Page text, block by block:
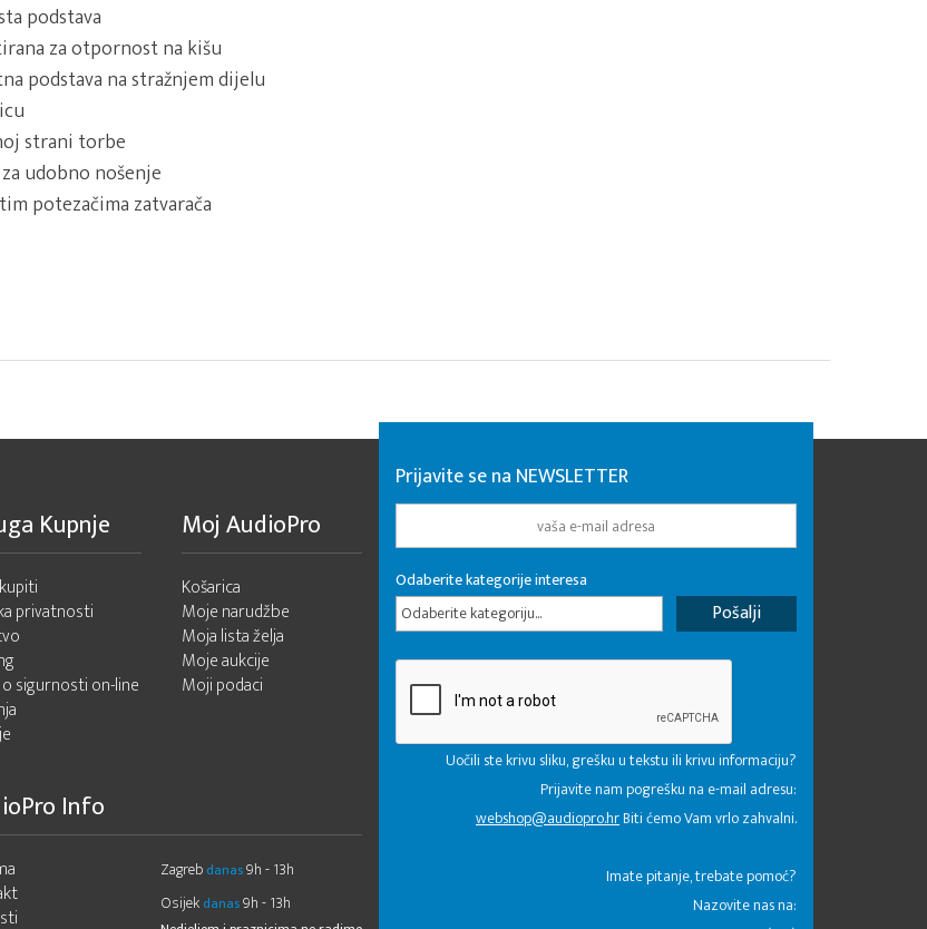
podstava
za otpornost na kišu
podstava na stražnjem dijelu
strani torbe
udobno nošenje
potezačima zatvarača
Kupnje
privatnosti
o sigurnosti on-line
Moj AudioPro
Košarica
Moje narudžbe
Moja lista želja
Moje aukcije
Moji podaci
Info
Zagreb danas9h - 13h
Osijek danas9h - 13h
Prijavite se na NEWSLETTER
Odaberite kategorije interesa
Odaberite kategoriju...
Uočili ste krivu sliku, grešku u tekstu ili krivu informaciju?
Prijavite nam pogrešku na e-mail adresu:
webshop@audiopro.hrBiti ćemo Vam vrlo zahvalni.
​Imate pitanje, trebate pomoć?
Nazovite nas na: